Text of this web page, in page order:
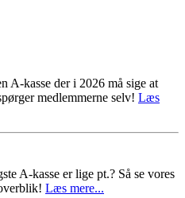
A-kasse der i 2026 må sige at
medlemmerne selv! Læs
A-kasse er lige pt.? Så se vores
Læs mere...